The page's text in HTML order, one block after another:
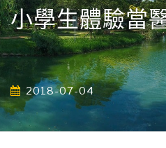
小學生體驗當
2018-07-04